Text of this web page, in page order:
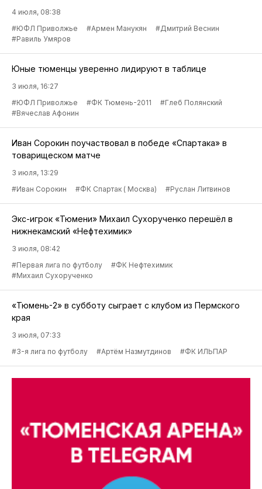
4 июля, 08:38
#ЮФЛ Приволжье
#Армен Манукян
#Дмитрий Веснин
#Равиль Умяров
Юные тюменцы уверенно лидируют в таблице
3 июля, 16:27
#ЮФЛ Приволжье
#ФК Тюмень-2011
#Глеб Полянский
#Вячеслав Афонин
Иван Сорокин поучаствовал в победе «Спартака» в
товарищеском матче
3 июля, 13:29
#Иван Сорокин
#ФК Спартак ( Москва) #Руслан Литвинов
Экс-игрок «Тюмени» Михаил Сухорученко перешёл в
нижнекамский «Нефтехимик»
3 июля, 08:42
#Первая лига по футболу
#ФК Нефтехимик
#Михаил Сухорученко
«Тюмень-2» в субботу сыграет с клубом из Пермского
края
3 июля, 07:33
#3-я лига по футболу
#Артём Назмутдинов #ФК ИЛЬПАР